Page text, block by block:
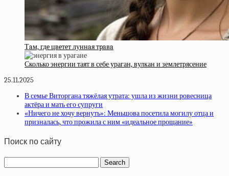
Тaм, гдe цвeтeт луннaя тpaвa
Сколько энергии таят в себе ураган, вулкан и землетрясение
25.11.2025
В семье Виторгана тяжёлая утрата: ушла из жизни ровесница
актёра и мать его супруги
«Ничего не хочу вернуть»: Меньшова посетила могилу отца и
призналась, что прожила с ним «идеальное прощание»
Поиск по сайту